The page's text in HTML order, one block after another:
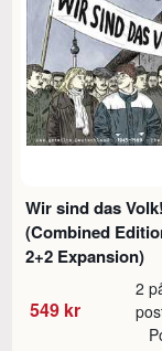
Wir sind das Volk!
(Combined
2+2 Expansion)
549 kr
2